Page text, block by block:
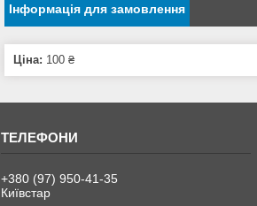
Інформація для замовлення
Ціна: 100 ₴
+380 (97) 950-41-35
Київстар